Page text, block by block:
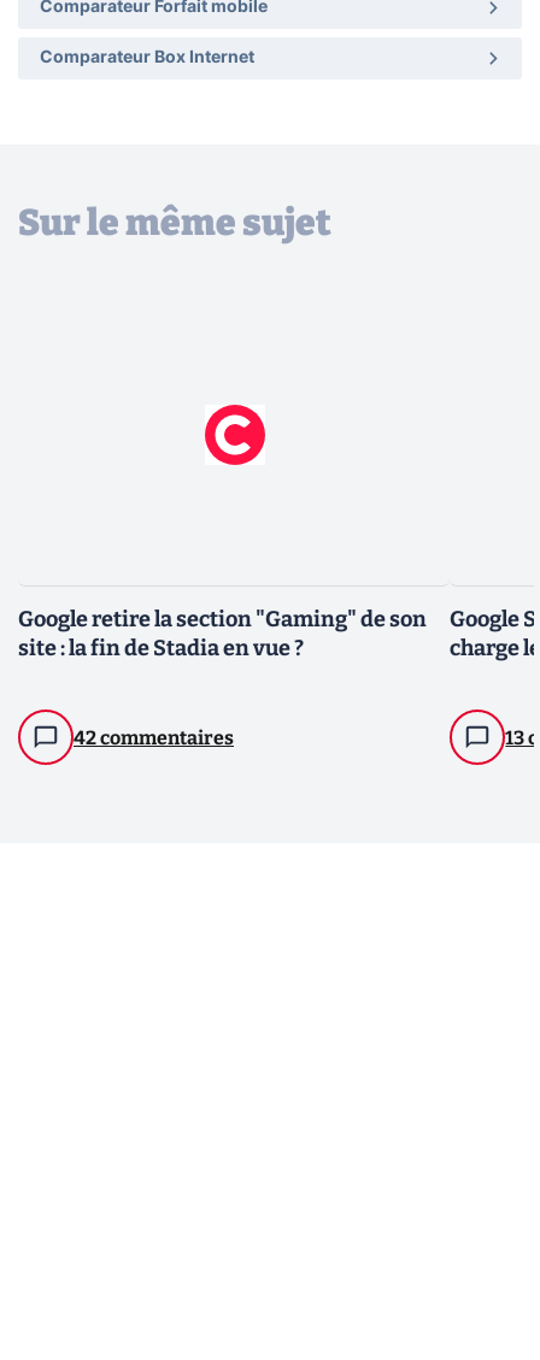
Comparateur Forfait mobile
Comparateur Box Internet
Sur le même sujet
Google retire la section "Gaming" de son
site : la fin de Stadia en vue ?
42 commentaires
Google
charge
13